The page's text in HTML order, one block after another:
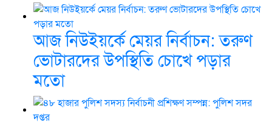
আজ নিউইয়র্কে মেয়র নির্বাচন: তরুণ
ভোটারদের উপস্থিতি চোখে পড়ার
মতো